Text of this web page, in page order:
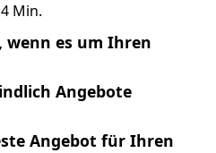
Min.
es um Ihren
Angebote
Angebot für Ihren